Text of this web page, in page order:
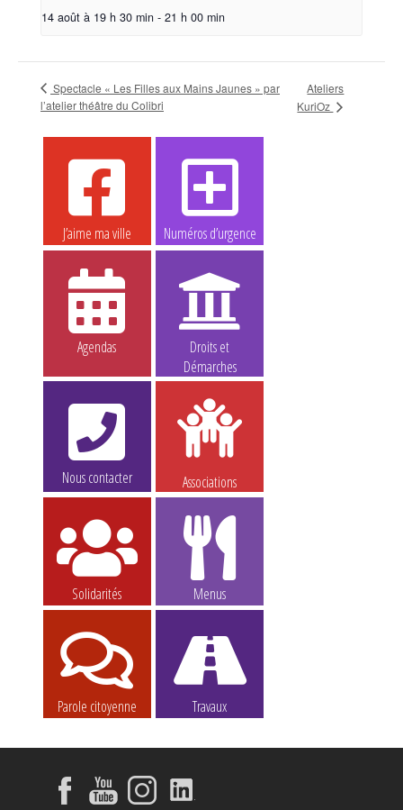
14 août à 19 h 30 min - 21 h 00 min
Spectacle « Les Filles aux Mains Jaunes » par
l’atelier théâtre du Colibri
Ateliers
KuriOz
J’aime ma ville Numéros d’urgence
Agendas
Droits et
Démarches
Nous contacter Associations
Solidarités Menus
Parole citoyenne Travaux